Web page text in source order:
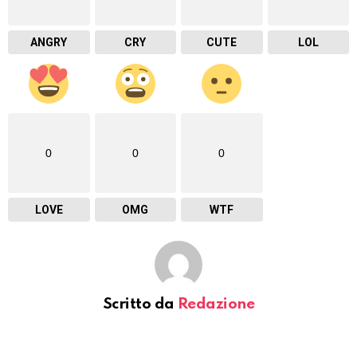
ANGRY CRY CUTE LOL
0
LOVE
0
OMG
0
WTF
Scritto da Redazione